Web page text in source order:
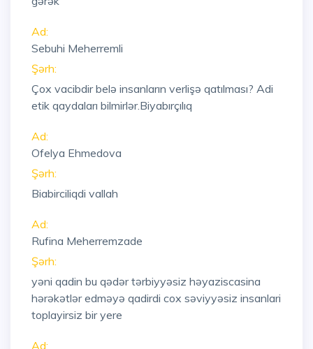
Ad:
Sebuhi Meherremli
Şərh:
Çox vacibdir belə insanların verlişə qatılması? Adi
etik qaydaları bilmirlər.Biyabırçılıq
Ad:
Ofelya Ehmedova
Şərh:
Biabirciliqdi vallah
Ad:
Rufina Meherremzade
Şərh:
yəni qadin bu qədər tərbiyyəsiz həyaziscasina
hərəkətlər edməyə qadirdi cox səviyyəsiz insanlari
toplayirsiz bir yere
Ad: